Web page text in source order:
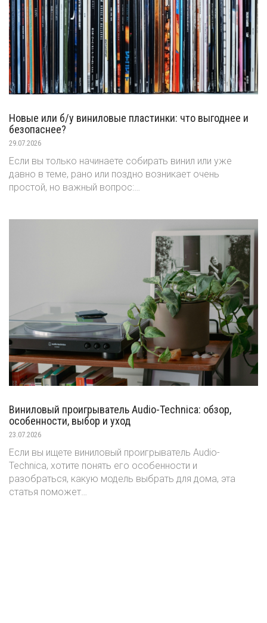
Новые или б/у виниловые пластинки: что выгоднее и
безопаснее?
29.07.2026
Если вы только начинаете собирать винил или уже
давно в теме, рано или поздно возникает очень
простой, но важный вопрос:…
Виниловый проигрыватель Audio-Technica: обзор,
особенности, выбор и уход
23.07.2026
Если вы ищете виниловый проигрыватель Audio-
Technica, хотите понять его особенности и
разобраться, какую модель выбрать для дома, эта
статья поможет…